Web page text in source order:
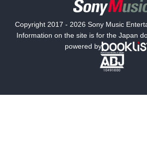
海外小説
ミステリー SF
文学
Copyright 2017 - 2026 Sony Music
Information on the site is for the Japan
powered by